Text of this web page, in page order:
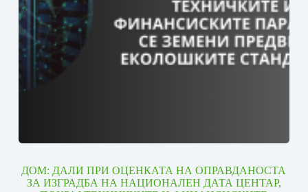
ДОМ: ДАЛИ ПРИ ОЦЕНКАТА НА ОПРАВДАНОСТА
ЗА ИЗГРАДБА НА НАЦИОНАЛЕН ДАТА ЦЕНТАР,